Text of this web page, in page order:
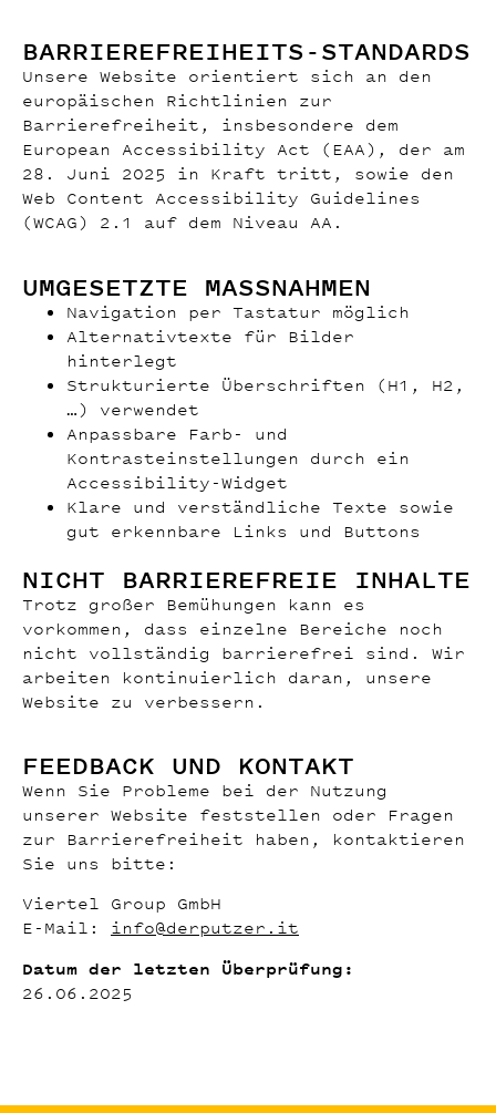
BARRIEREFREIHEITS-STANDARDS
Unsere Website orientiert sich an den
europäischen Richtlinien zur
Barrierefreiheit, insbesondere dem
European Accessibility Act (EAA), der am
28. Juni 2025 in Kraft tritt, sowie den
Web Content Accessibility Guidelines
(WCAG) 2.1 auf dem Niveau AA.
UMGESETZTE MASSNAHMEN
Navigation per Tastatur möglich
Alternativtexte für Bilder
hinterlegt
Strukturierte Überschriften (H1, H2,
…) verwendet
Anpassbare Farb- und
Kontrasteinstellungen durch ein
Accessibility-Widget
Klare und verständliche Texte sowie
gut erkennbare Links und Buttons
NICHT BARRIEREFREIE INHALTE
Trotz großer Bemühungen kann es
vorkommen, dass einzelne Bereiche noch
nicht vollständig barrierefrei sind. Wir
arbeiten kontinuierlich daran, unsere
Website zu verbessern.
FEEDBACK UND KONTAKT
Wenn Sie Probleme bei der Nutzung
unserer Website feststellen oder Fragen
zur Barrierefreiheit haben, kontaktieren
Sie uns bitte:
Viertel Group GmbH
E-Mail: info@derputzer.it
Datum der letzten Überprüfung:
26.06.2025